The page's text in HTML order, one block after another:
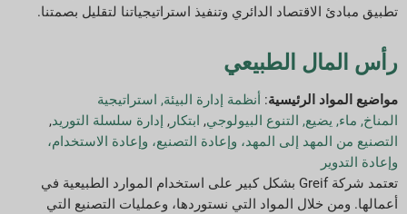
تطبيق مبادئ الاقتصاد الدائري وتنفيذ استراتيجياتنا لتقليل بصمتنا.
رأس المال الطبيعي
مواضيع المواد الرئيسية: أنظمة إدارة البيئة, استراتيجية
المناخ, ماء, يضيع, التنوع البيولوجي, ابتكار , إدارة سلسلة التوريد,
التصنيع من المهد إلى المهد، وإعادة التصنيع، وإعادة الاستخدام،
وإعادة التدوير
تعتمد شركة Greif بشكل كبير على استخدام الموارد الطبيعية في
أعمالها. ومن خلال المواد التي نستوردها، وعمليات التصنيع التي